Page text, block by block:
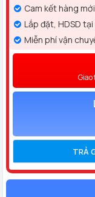
Cam kết hàng
Lắp đặt, HDSD
Miễn phí vận
TRẢ